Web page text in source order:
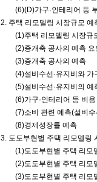
(6)(D)가구·인테리어 등
2. 주택 리모델링 시장규모 예
(1)주택 리모델링 시장규
(2)증개축 공사의 예측 요
(3)증개축 공사의 예측
(4)설비수선·유지비와 가
(5)설비수선·유지비의 예
(6)가구·인테리어 등 비용
(7)소비 관련 예측(설비수
(8)경제성장률 예측
3. 도도부현별 주택 리모델링
(1)도도부현별 주택 리모
(2)도도부현별 주택 리모
(3)도도부현별 주택 리모